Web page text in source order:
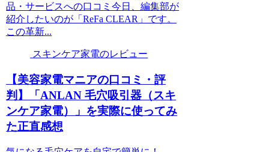
品・サービスへの口コミ今日、編集部が
紹介したいのが「ReFa CLEAR」です。
この革新...
スキンケア家電のレビュー
【美容家電マニアの口コミ・評
判】「ANLAN 毛穴吸引器（スキ
ンケア家電）」を実際に使ってみ
た正直感想